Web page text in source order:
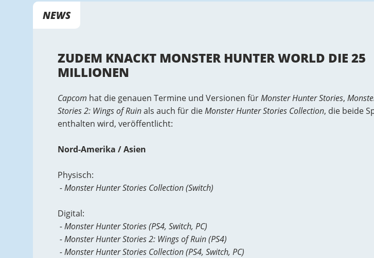
NEWS
ZUDEM KNACKT MONSTER HUNTER WORLD DIE 25
MILLIONEN
Capcom hat die genauen Termine und Versionen fürMonster Hunter Stories,
Stories 2: Wings of Ruinals auch für dieMonster Hunter Stories Collection, die beide
enthalten wird, veröffentlicht:
Nord-Amerika / Asien
Physisch:
- Monster Hunter Stories Collection (Switch)
Digital:
- Monster Hunter Stories (PS4, Switch, PC)
- Monster Hunter Stories 2: Wings of Ruin (PS4)
- Monster Hunter Stories Collection (PS4, Switch, PC)